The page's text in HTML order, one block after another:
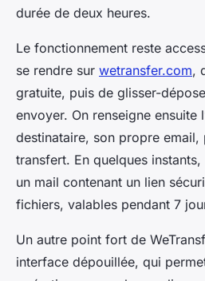
durée de deux heures.
Le fonctionnement reste
se rendre sur wetransfer.com,
gratuite, puis de glisser-
envoyer. On renseigne ensuite
destinataire, son propre email,
transfert. En quelques
un mail contenant un lien
fichiers, valables pendant 7
Un autre point fort de
interface dépouillée, qui